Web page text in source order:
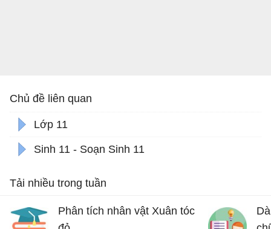
Chủ đề liên quan
Lớp 11
Sinh 11 - Soạn Sinh 11
Tải nhiều trong tuần
Phân tích nhân vật Xuân tóc